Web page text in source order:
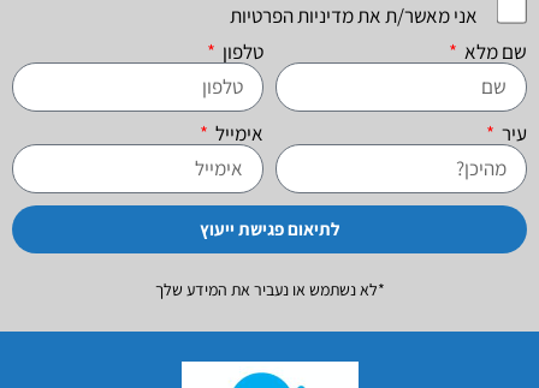
אני מאשר/ת את מדיניות הפרטיות
שם מלא
טלפון
עיר אימייל
לתיאום פגישת ייעוץ
*לא נשתמש או נעביר את המידע שלך